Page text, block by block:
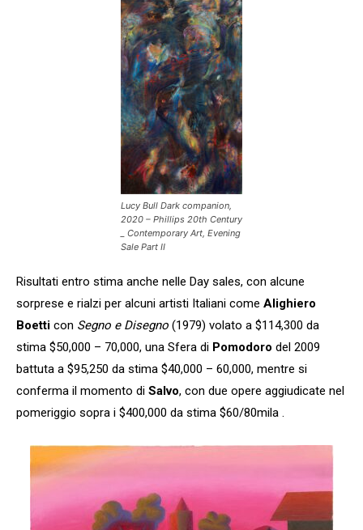
Lucy Bull Dark companion,
2020 – Phillips 20th Century
_ Contemporary Art, Evening
Sale Part II
Risultati entro stima anche nelle Day sales, con alcune
sorprese e rialzi per alcuni artisti Italiani come Alighiero
Boetti con Segno e Disegno (1979) volato a $114,300 da
stima $50,000 – 70,000, una Sfera di Pomodoro del 2009
battuta a $95,250 da stima $40,000 – 60,000, mentre si
conferma il momento di Salvo, con due opere aggiudicate nel
pomeriggio sopra i $400,000 da stima $60/80mila .